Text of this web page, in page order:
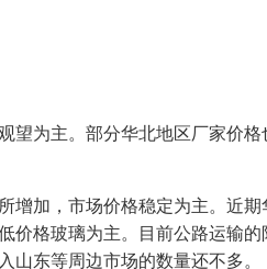
主。部分华北地区厂家价格
，市场价格稳定为主。近期
格玻璃为主。目前公路运输
山东等周边市场的数量还不多。